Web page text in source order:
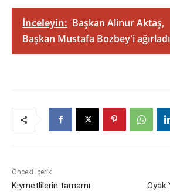
İnceleyin: Başkan Alinur Aktaş,
Başkan Mustafa Bozbey'i ağırladı
Önceki İçerik
Kıymetlilerin tamamı
Oyak